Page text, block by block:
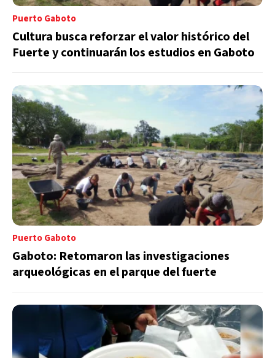
Puerto Gaboto
Cultura busca reforzar el valor histórico del
Fuerte y continuarán los estudios en Gaboto
Puerto Gaboto
Gaboto: Retomaron las investigaciones
arqueológicas en el parque del fuerte